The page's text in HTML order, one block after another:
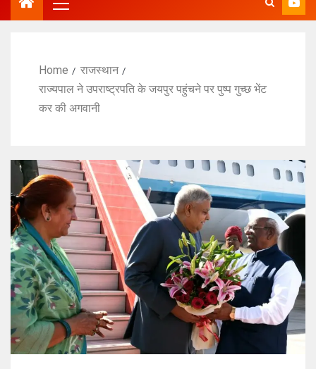
Home
राजस्थान
राज्यपाल ने उपराष्ट्रपति के जयपुर पहुंचने पर पुष्प गुच्छ भेंट
कर की अगवानी